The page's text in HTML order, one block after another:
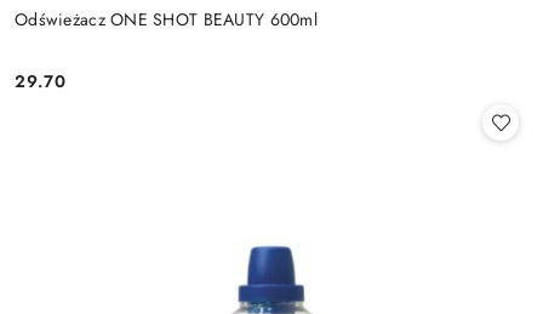
Odświeżacz ONE SHOT BEAUTY 600ml
Cena:
29.70